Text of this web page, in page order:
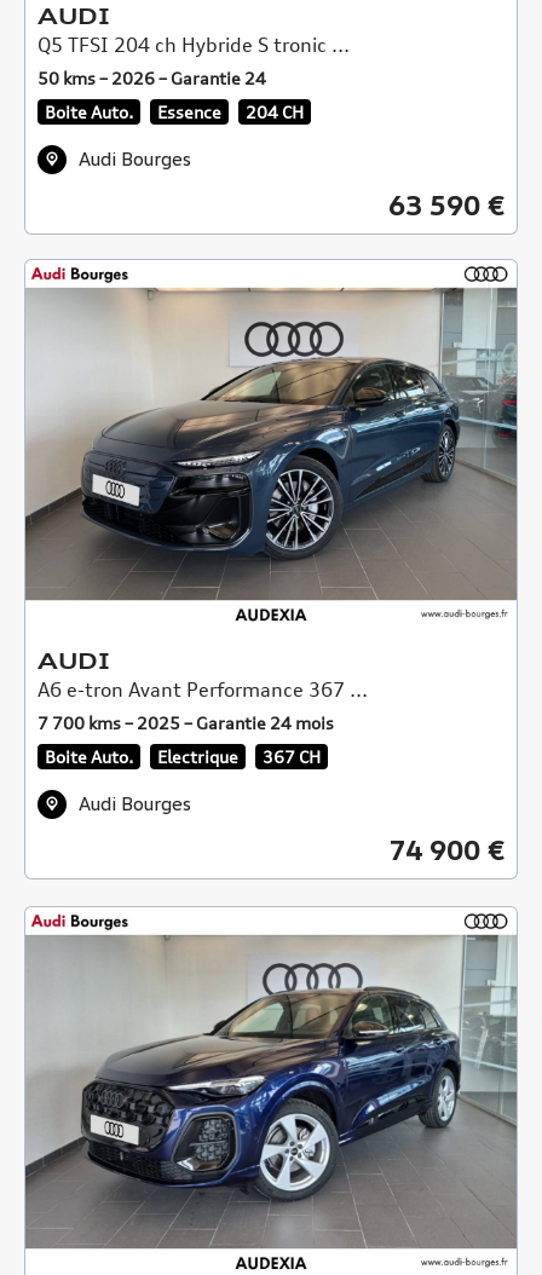
AUDI
Q5 TFSI 204 ch Hybride S tronic ...
50 kms – 2026 – Garantie 24
Boite Auto.
Essence 204 CH
Audi Bourges
63 590 €
AUDI
A6 e-tron Avant Performance 367 ...
7 700 kms – 2025 – Garantie 24 mois
Boite Auto.
Electrique 367 CH
Audi Bourges
74 900 €